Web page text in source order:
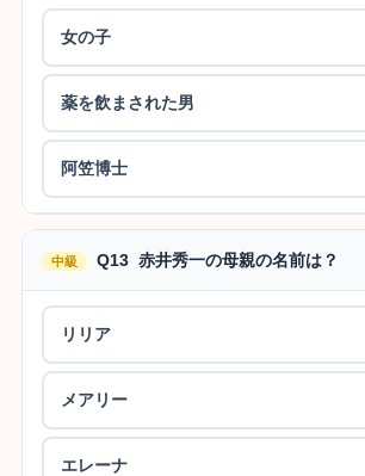
女の子
薬を飲まされた男
阿笠博士
中級 Q13 赤井秀一の母親の名前は？
リリア
メアリー
エレーナ